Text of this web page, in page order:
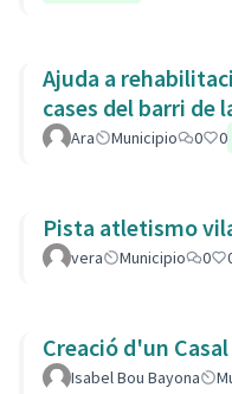
Ajuda a
cases del barri de
Ara Municipio 0 0
Pista atletismo
vera Municipio 0
Creació d'un
Isabel Bou Bayona